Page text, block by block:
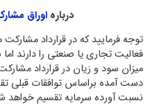
درباره اوراق
توجه فرمایید که در قرارداد
فعاليت تجاري يا صنعتي را دارند
میزان سود و زیان در قرارداد
دست آمده براساس توافقات قبلي
نسبت آورده سرمايه تقسيم خواهد